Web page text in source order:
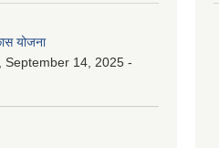
योजना
September 14, 2025 -